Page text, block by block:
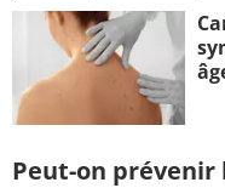
Peut-on prévenir